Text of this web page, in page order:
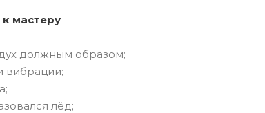
мастеру
должным образом;
вибрации;
лёд;